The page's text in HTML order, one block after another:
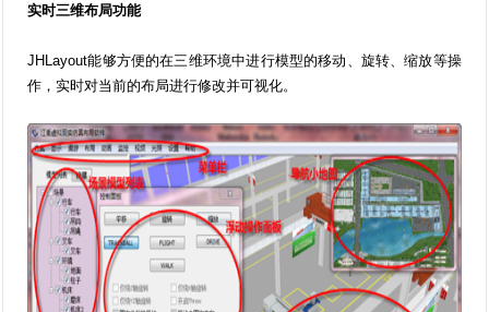
实时三维布局功能
JHLayout能够方便的在三维环境中进行模型的移动、旋转、缩放等操
作，实时对当前的布局进行修改并可视化。